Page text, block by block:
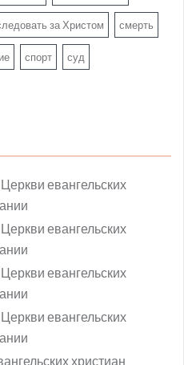
за Христом смерть
спорт суд
Церкви евангельских
Церкви евангельских
Церкви евангельских
Церкви евангельских
христиан